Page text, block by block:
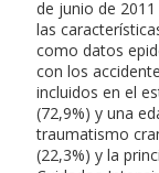
de junio de
las
como datos
con los
incluidos en el
(72,9%) y una
traumatismo
(22,3%) y la